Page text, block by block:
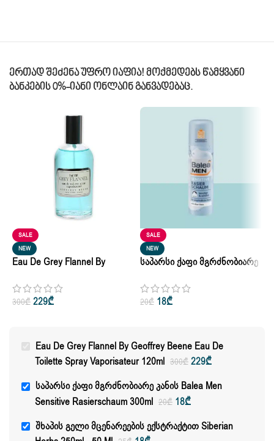
Ერთად Შეძენა Უფრო Იაფია! Მოქმედებს Წამყვანი
Ბანკების 0%-Იანი Ონლაინ Განვადებაც.
SALE
NEW
Eau De Grey Flannel By
Toilette Spray Vaporisateur
120ml
300₾ 229₾
SALE
NEW
Საპარსი Ქაფი Მგრძნობიარე
Rasierschaum 300ml
20₾ 18₾
Eau De Grey Flannel By Geoffrey Beene Eau De
Toilette Spray Vaporisateur 120ml 300₾ 229₾
Საპარსი Ქაფი Მგრძნობიარე Კანის Balea Men
Sensitive Rasierschaum 300ml 20₾ 18₾
Შხაპის Გელი Მცენარეების Ექსტრაქტით Siberian